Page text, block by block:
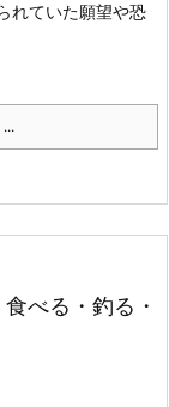
れていた願望や恐
べる・釣る・